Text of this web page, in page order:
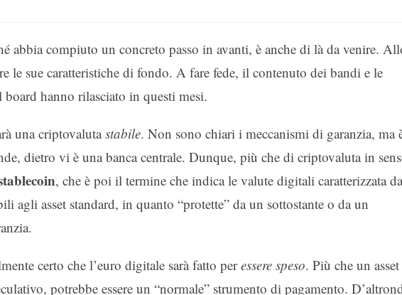
abbia compiuto un concreto passo in avanti, è anche di là da venire.
le sue caratteristiche di fondo. A fare fede, il contenuto dei bandi e le
hanno rilasciato in questi mesi.
una criptovalutastabile. Non sono chiari i meccanismi di garanzia, ma
dietro vi è una banca centrale. Dunque, più che di criptovaluta in
, che è poi il termine che indica le valute digitali caratterizzata da
agli asset standard, in quanto “protette” da un sottostante o da un
certo che l’euro digitale sarà fatto peressere speso. Più che un
potrebbe essere un “normale” strumento di pagamento.